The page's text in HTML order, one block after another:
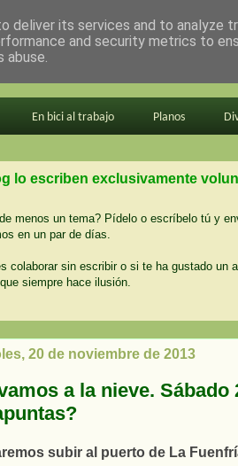
En bici al trabajo Planos
lo escriben exclusivamente
menos un tema? Pídelo o escríbelo tú y
en un par de días.
colaborar sin escribir o si te ha gustado un
siempre hace ilusión.
20 de noviembre de 2013
a la nieve. Sábado
subir al puerto de La
deliver its services and to analyze
and security metrics to
abuse.